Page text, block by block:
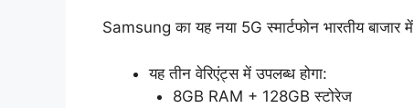
Samsung का यह नया 5G स्मार्टफोन भारतीय बाजार में
यह तीन वेरिएंट्स में उपलब्ध होगा:
8GB RAM + 128GB स्टोरेज